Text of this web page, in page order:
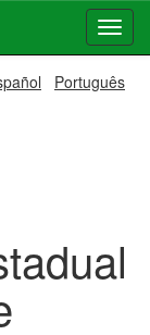
Português